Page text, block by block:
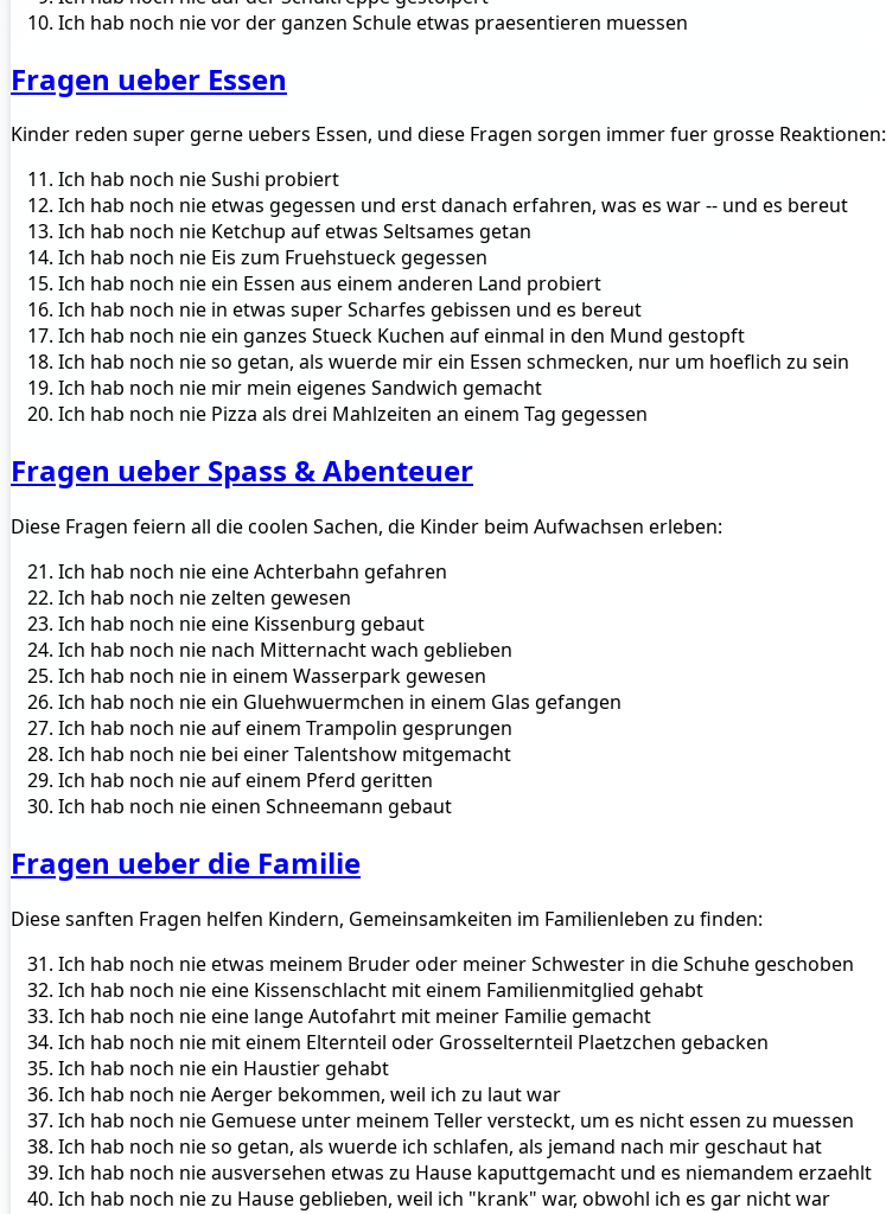
Ich hab noch nie vor der ganzen Schule etwas praesentieren muessen
Fragen ueber Essen
Kinder reden super gerne uebers Essen, und diese Fragen sorgen immer fuer grosse Reaktionen:
Ich hab noch nie Sushi probiert
Ich hab noch nie etwas gegessen und erst danach erfahren, was es war -- und es bereut
Ich hab noch nie Ketchup auf etwas Seltsames getan
Ich hab noch nie Eis zum Fruehstueck gegessen
Ich hab noch nie ein Essen aus einem anderen Land probiert
Ich hab noch nie in etwas super Scharfes gebissen und es bereut
Ich hab noch nie ein ganzes Stueck Kuchen auf einmal in den Mund gestopft
Ich hab noch nie so getan, als wuerde mir ein Essen schmecken, nur um hoeflich zu sein
Ich hab noch nie mir mein eigenes Sandwich gemacht
Ich hab noch nie Pizza als drei Mahlzeiten an einem Tag gegessen
Fragen ueber Spass & Abenteuer
Diese Fragen feiern all die coolen Sachen, die Kinder beim Aufwachsen erleben:
Ich hab noch nie eine Achterbahn gefahren
Ich hab noch nie zelten gewesen
Ich hab noch nie eine Kissenburg gebaut
Ich hab noch nie nach Mitternacht wach geblieben
Ich hab noch nie in einem Wasserpark gewesen
Ich hab noch nie ein Gluehwuermchen in einem Glas gefangen
Ich hab noch nie auf einem Trampolin gesprungen
Ich hab noch nie bei einer Talentshow mitgemacht
Ich hab noch nie auf einem Pferd geritten
Ich hab noch nie einen Schneemann gebaut
Fragen ueber die Familie
Diese sanften Fragen helfen Kindern, Gemeinsamkeiten im Familienleben zu finden:
Ich hab noch nie etwas meinem Bruder oder meiner Schwester in die Schuhe geschoben
Ich hab noch nie eine Kissenschlacht mit einem Familienmitglied gehabt
Ich hab noch nie eine lange Autofahrt mit meiner Familie gemacht
Ich hab noch nie mit einem Elternteil oder Grosselternteil Plaetzchen gebacken
Ich hab noch nie ein Haustier gehabt
Ich hab noch nie Aerger bekommen, weil ich zu laut war
Ich hab noch nie Gemuese unter meinem Teller versteckt, um es nicht essen zu muessen
Ich hab noch nie so getan, als wuerde ich schlafen, als jemand nach mir geschaut hat
Ich hab noch nie ausversehen etwas zu Hause kaputtgemacht und es niemandem erzaehlt
Ich hab noch nie zu Hause geblieben, weil ich "krank" war, obwohl ich es gar nicht war